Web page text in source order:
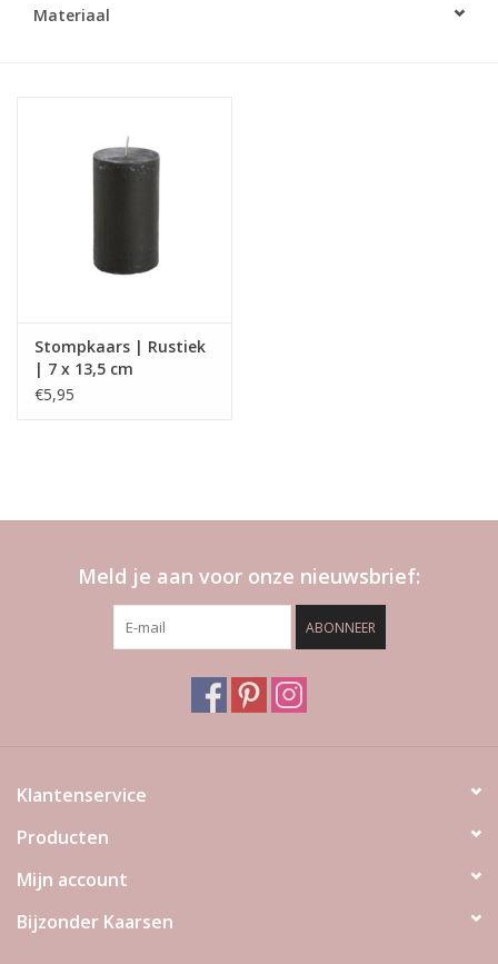
LED Kaarsen
Relatiegeschenken & Bedankjes
Merken
Materiaal
Stompkaars | Rustiek
| 7 x 13,5 cm
€5,95
Meld je aan voor onze nieuwsbrief:
ABONNEER
Klantenservice
Producten
Mijn account
Bijzonder Kaarsen